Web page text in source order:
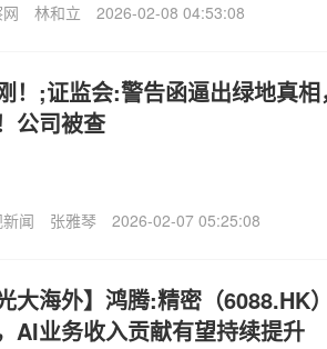
林和立 2026-02-08 04:53:08
！;证监会:警告函逼出绿地真
公司被查
闻 张雅琴 2026-02-07 05:25:08
光大海外】鸿腾:精密（6088.HK
AI业务收入贡献有望持续提升